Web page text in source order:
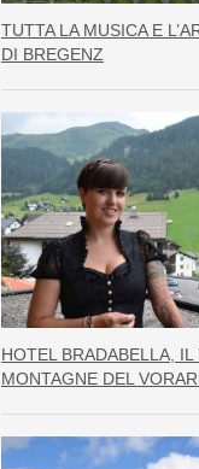
TUTTA LA MUSICA E
DI BREGENZ
HOTEL BRADABELLA,
MONTAGNE DEL